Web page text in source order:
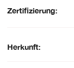
Zertifizierung:
Herkunft: